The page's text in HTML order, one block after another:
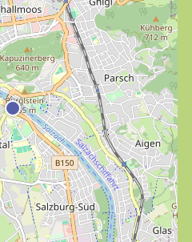
auf einen Blick
in Stadt
Theater, Literatur
du Kultur-Programm